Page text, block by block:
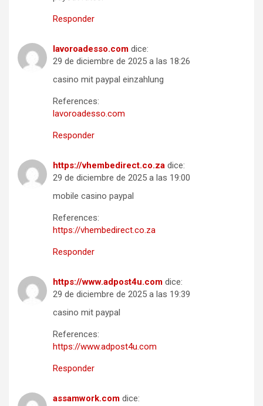
Responder
lavoroadesso.com dice:
29 de diciembre de 2025 a las 18:26
casino mit paypal einzahlung
References:
lavoroadesso.com
Responder
https://vhembedirect.co.za dice:
29 de diciembre de 2025 a las 19:00
mobile casino paypal
References:
https://vhembedirect.co.za
Responder
https://www.adpost4u.com dice:
29 de diciembre de 2025 a las 19:39
casino mit paypal
References:
https://www.adpost4u.com
Responder
assamwork.com dice: